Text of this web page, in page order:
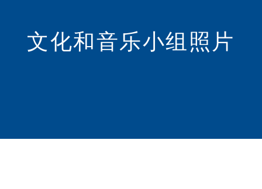
文化和音乐小组照片